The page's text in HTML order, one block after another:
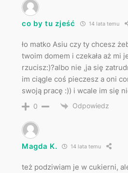
co by tu zjeść 14 lata temu
ło matko Asiu czy ty chcesz
twoim domem i czekała aż mi
rzucisz:)?albo nie ,ja się
im ciągle coś pieczesz a oni
swoją pracę :)) i wcale im się
0 Odpowiedz
Magda K. 14 lata temu
też podziwiam je w cukierni,